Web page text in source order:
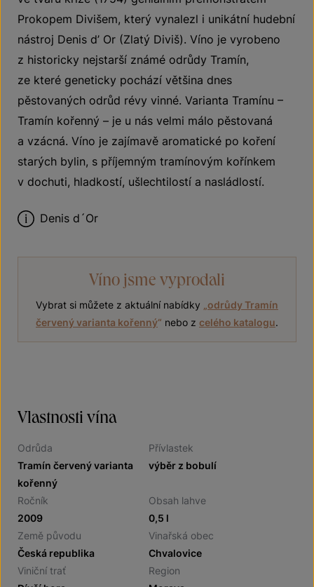
Prokopem Divišem, který vynalezl i unikátní hudební
nástroj Denis d’ Or (Zlatý Diviš). Víno je vyrobeno
z historicky nejstarší známé odrůdy Tramín,
ze které geneticky pochází většina dnes
pěstovaných odrůd révy vinné. Varianta Tramínu –
Tramín kořenný – je u nás velmi málo pěstovaná
a vzácná. Víno je zajímavě aromatické po koření
starých bylin, s příjemným tramínovým kořínkem
v dochuti, hladkostí, ušlechtilostí a nasládlostí.
Denis d´Or
Víno jsme vyprodali
Vybrat si můžete z aktuální nabídky
odrůdy Tramín
červený varianta kořenný“ nebo z celého katalogu.
Vlastnosti vína
Odrůda
Tramín červený varianta
kořenný
Přívlastek
výběr z bobulí
Ročník
2009
Obsah lahve
0,5 l
Země původu
Česká republika
Vinařská obec
Chvalovice
Viniční trať
Region